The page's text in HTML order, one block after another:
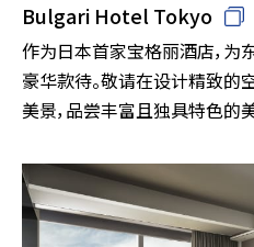
Bulgari Hotel Tokyo
作为日本首家宝格丽酒店，
豪华款待。敬请在设计精致的
美景，品尝丰富且独具特色的